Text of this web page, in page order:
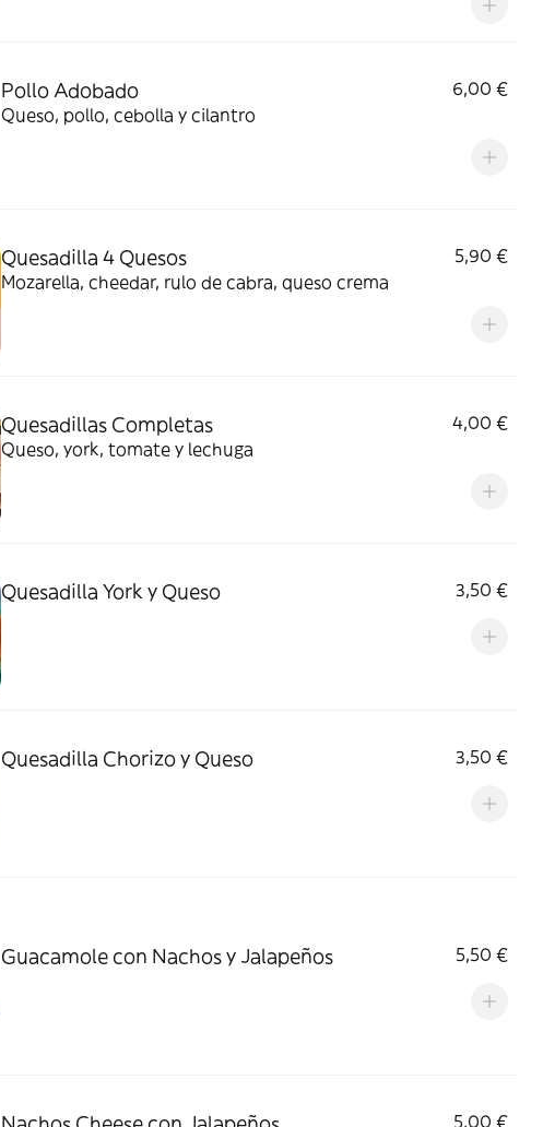
Pollo Adobado
6,00 €
Queso, pollo, cebolla y cilantro
Quesadilla 4 Quesos
5,90 €
Mozarella, cheedar, rulo de cabra, queso crema
Quesadillas Completas
4,00 €
Queso, york, tomate y lechuga
Quesadilla York y Queso 3,50 €
Quesadilla Chorizo y Queso 3,50 €
Guacamole con Nachos y Jalapeños 5,50 €
5,00 €